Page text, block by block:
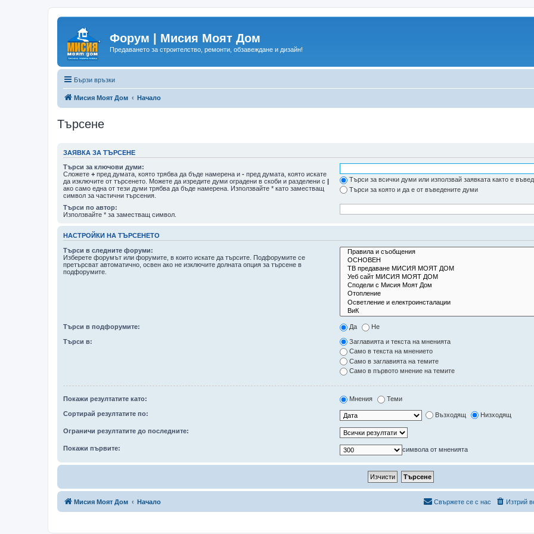
Форум | Мисия Моят Дом
Предаването за строителство, ремонти, обзавеждане и дизайн!
Бързи връзки
Мисия Моят Дом Начало
Търсене
ЗАЯВКА ЗА ТЪРСЕНЕ
Търси за ключови думи:
Сложете + пред думата, която трябва да бъде намерена и - пред думата, която искате
да изключите от търсенето. Можете да изредите думи оградени в скоби и разделени с |
ако само една от тези думи трябва да бъде намерена. Използвайте * като заместващ
символ за частични търсения.
Търси за всички думи или използвай заявката както е
Търси за която и да е от въведените думи
Търси по автор:
Използвайте * за заместващ символ.
НАСТРОЙКИ НА ТЪРСЕНЕТО
Търси в следните форуми:
Изберете форумът или форумите, в които искате да търсите. Подфорумите се
претърсват автоматично, освен ако не изключите долната опция за търсене в
подфорумите.
Търси в подфорумите: Да Не
Търси в:
Заглавията и текста на мненията
Само в текста на мнението
Само в заглавията на темите
Само в първото мнение на темите
Покажи резултатите като: Мнения Теми
Сортирай резултатите по: Възходящ Низходящ
Ограничи резултатите до последните:
Покажи първите: символа от мненията
Мисия Моят Дом Начало Изтрий
Свържете се с нас